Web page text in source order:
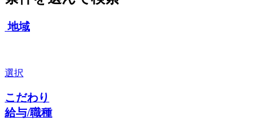
地域
選択
こだわり
給与/職種